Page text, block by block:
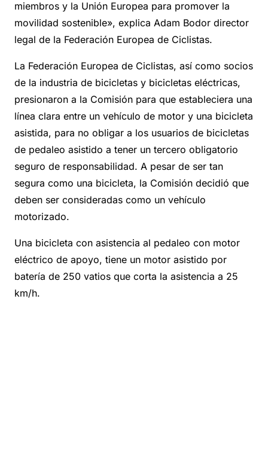
miembros y la Unión Europea para promover la
movilidad sostenible», explica Adam Bodor director
legal de la Federación Europea de Ciclistas.
La Federación Europea de Ciclistas, así como socios
de la industria de bicicletas y bicicletas eléctricas,
presionaron a la Comisión para que estableciera una
línea clara entre un vehículo de motor y una bicicleta
asistida, para no obligar a los usuarios de bicicletas
de pedaleo asistido a tener un tercero obligatorio
seguro de responsabilidad. A pesar de ser tan
segura como una bicicleta, la Comisión decidió que
deben ser consideradas como un vehículo
motorizado.
Una bicicleta con asistencia al pedaleo con motor
eléctrico de apoyo, tiene un motor asistido por
batería de 250 vatios que corta la asistencia a 25
km/h.